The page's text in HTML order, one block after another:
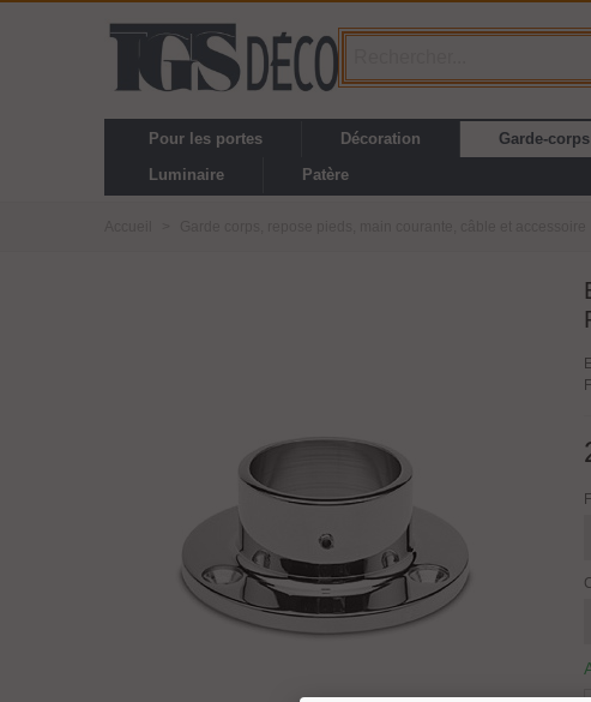
Pour les portes Décoration Garde-corps
Luminaire
Patère